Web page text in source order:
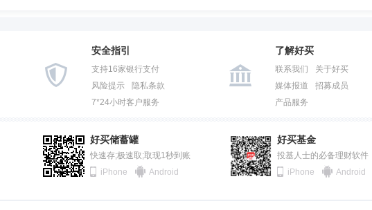
安全指引
支持16家银行支付
风险提示
隐私条款
7*24小时客户服务
了解好买
联系我们
关于好买
媒体报道
招募成员
产品服务
好买储蓄罐
快速存;极速取;取现1秒到账
iPhone
Android
好买基金
投基人士的必备理财软件
iPhone
Android